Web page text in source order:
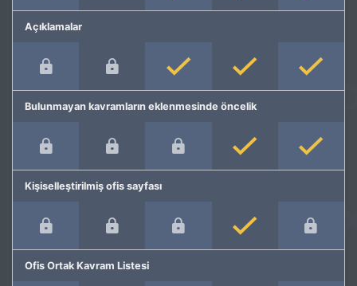
Açıklamalar
Bulunmayan kavramların eklenmesinde öncelik
Kişiselleştirilmiş ofis sayfası
Ofis Ortak Kavram Listesi